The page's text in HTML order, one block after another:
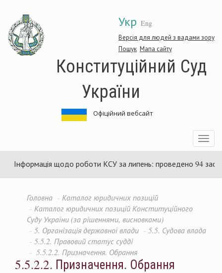
основного
матеріалу
Укр Eng
Версія для людей з вадами зору
Пошук Мапа сайту
Конституційний Суд
України
Офіційний вебсайт
Toggle
щодо роботи КСУ за липень: проведено 94 засідання
Головна
Каталог юридичних позицій
Каталог юридичних позицій Конституційного
Суду України (за рішеннями, висновками)
5. Організація державної влади
5.5. Судова влада
5.5.2. Правовий статус судді
5.5.2.2. Призначення. Обрання
5.5.2.2. Призначення. Обрання